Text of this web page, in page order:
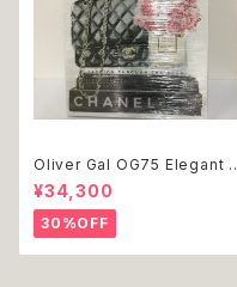
Oliver Gal OG75 Elegant E
ssentials Paris 絵 アート イ
ンテリア お祝い 贈り物 プレゼ
ント 結婚 新築 開店 周年 バー
スデイ 誕生日 ご褒美
¥34,300
30%OFF